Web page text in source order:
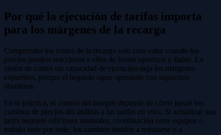
Por qué la ejecución de tarifas importa
para los márgenes de la recarga
Comprender los costes de la recarga solo crea valor cuando los
precios pueden reaccionar a ellos de forma oportuna y fiable. La
visión de costes sin capacidad de ejecución deja los márgenes
expuestos, porque el negocio sigue operando con supuestos
obsoletos.
En la práctica, el control del margen depende de cómo pasan los
cambios de precios del análisis a las tarifas en vivo. Si actualizar una
tarifa requiere ediciones manuales, coordinación entre equipos o
trabajo sede por sede, los cambios tienden a retrasarse o a